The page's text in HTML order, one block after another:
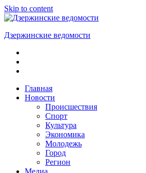
Skip to content
Дзержинские ведомости
ОБЩЕСТВЕННО-
ПОЛИТИЧЕСКАЯ
ГАЗЕТАГлавная
Новости
Происшествия
Спорт
Культура
Экономика
Молодежь
Город
Регион
Медиа